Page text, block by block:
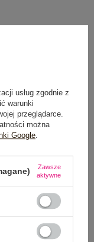
usług zgodnie z
warunki
przeglądarce.
można
Google
Zawsze
aktywne